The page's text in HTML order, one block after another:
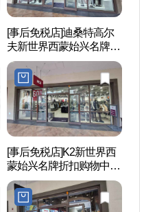
[事后免税店]迪桑特高尔
夫新世界西蒙始兴名牌折
扣购物中心(데상트골프
신세계사이먼프리미엄아
울렛 시흥점)
[事后免税店]K2新世界西
蒙始兴名牌折扣购物中心
(K2 신세계사이먼프리미
엄아울렛 시흥점)